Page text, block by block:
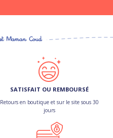
SATISFAIT OU REMBOURSÉ
Retours en boutique et sur le site sous 30
jours